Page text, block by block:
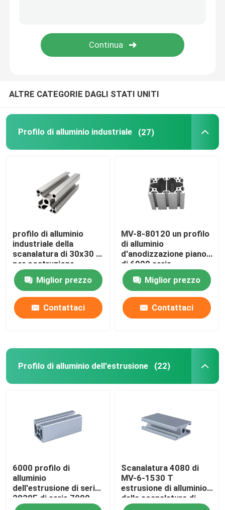
ALTRE CATEGORIE DAGLI STATI UNITI
Profilo di alluminio industriale (27)
profilo di alluminio
industriale della
scanalatura di 30x30 T
per costruzione
Miglior prezzo
Contattaci
MV-8-80120 un profilo
di alluminio
d'anodizzazione piano
di 6000 serie
Miglior prezzo
Contattaci
Profilo di alluminio dell'estrusione (22)
6000 profilo di
alluminio
dell'estrusione di serie
2020E di serie 7000
Scanalatura 4080 di
MV-6-1530 T
estrusione di alluminio
della scanalatura di
6063 T